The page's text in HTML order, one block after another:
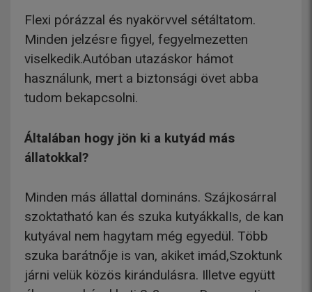
Flexi pórázzal és nyakörvvel sétáltatom.
Minden jelzésre figyel, fegyelmezetten
viselkedik.Autóban utazáskor hámot
használunk, mert a biztonsági övet abba
tudom bekapcsolni.
Általában hogy jön ki a kutyád más
állatokkal?
Minden más állattal domináns. Szájkosárral
szoktatható kan és szuka kutyákkalIs, de kan
kutyával nem hagytam még egyedül. Több
szuka barátnője is van, akiket imád,Szoktunk
járni velük közös kirándulásra. Illetve együtt